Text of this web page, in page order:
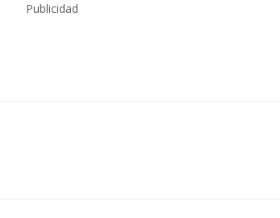
Publicidad